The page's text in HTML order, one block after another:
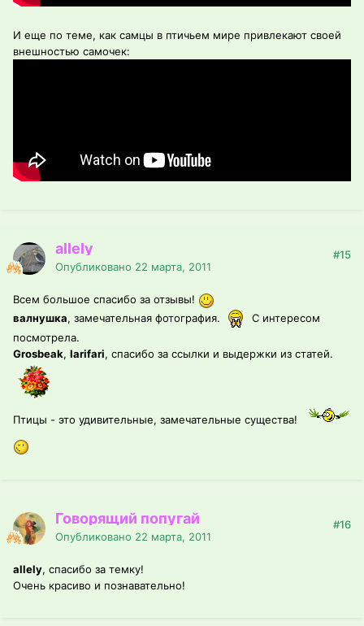
И еще по теме, как самцы в птичьем мире привлекают своей
внешностью самочек:
allely
Опубликовано 22 марта, 2011
#15
Всем большое спасибо за отзывы!
валнушка, замечательная фотография.
С интересом
посмотрела.
Grosbeak, larifari, спасибо за ссылки и выдержки из статей.
Птицы - это удивительные, замечательные существа!
Говорящий попугай
Опубликовано 22 марта, 2011
#16
allely, спасибо за темку!
Очень красиво и познавательно!